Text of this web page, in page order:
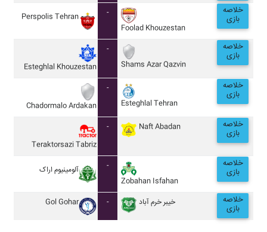
Perspolis Tehran
-
Foolad Khouzestan
خلاصه
بازی
Esteghlal Khouzestan
-
Shams Azar Qazvin
خلاصه
بازی
Chadormalo Ardakan
-
Esteghlal Tehran
خلاصه
بازی
Teraktorsazi Tabriz
- Naft Abadan خلاصه
بازی
آلومينيوم اراک
-
Zobahan Isfahan
خلاصه
بازی
Gol Gohar - خيبر خرم آباد خلاصه
بازی